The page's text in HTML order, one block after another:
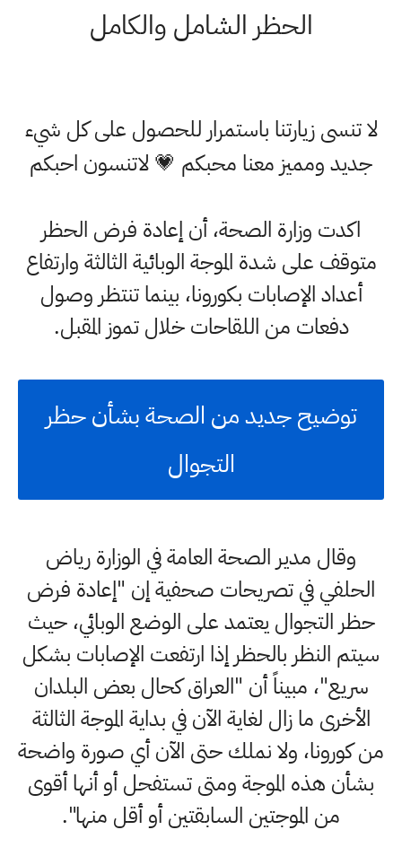
الحظر الشامل والكامل
لا تنسى زيارتنا باستمرار للحصول على كل شيء
جديد ومميز معنا محبكم 💗 لاتنسون احبكم
اكدت وزارة الصحة، أن إعادة فرض الحظر
متوقف على شدة الموجة الوبائية الثالثة وارتفاع
أعداد الإصابات بكورونا، بينما تنتظر وصول
دفعات من اللقاحات خلال تموز المقبل.
توضيح جديد من الصحة بشأن حظر
التجوال
وقال مدير الصحة العامة في الوزارة رياض
الحلفي في تصريحات صحفية إن "إعادة فرض
حظر التجوال يعتمد على الوضع الوبائي، حيث
سيتم النظر بالحظر إذا ارتفعت الإصابات بشكل
سريع"، مبيناً أن "العراق كحال بعض البلدان
الأخرى ما زال لغاية الآن في بداية الموجة الثالثة
من كورونا، ولا نملك حتى الآن أي صورة واضحة
بشأن هذه الموجة ومتى تستفحل أو أنها أقوى
من الموجتين السابقتين أو أقل منها".